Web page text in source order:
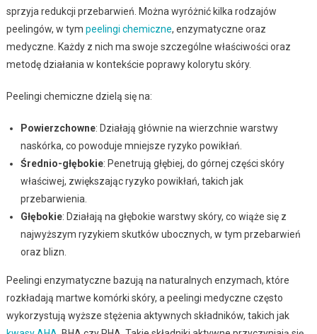
sprzyja redukcji przebarwień. Można wyróżnić kilka rodzajów
peelingów, w tym peelingi chemiczne, enzymatyczne oraz
medyczne. Każdy z nich ma swoje szczególne właściwości oraz
metodę działania w kontekście poprawy kolorytu skóry.
Peelingi chemiczne dzielą się na:
Powierzchowne: Działają głównie na wierzchnie warstwy
naskórka, co powoduje mniejsze ryzyko powikłań.
Średnio-głębokie: Penetrują głębiej, do górnej części skóry
właściwej, zwiększając ryzyko powikłań, takich jak
przebarwienia.
Głębokie: Działają na głębokie warstwy skóry, co wiąże się z
najwyższym ryzykiem skutków ubocznych, w tym przebarwień
oraz blizn.
Peelingi enzymatyczne bazują na naturalnych enzymach, które
rozkładają martwe komórki skóry, a peelingi medyczne często
wykorzystują wyższe stężenia aktywnych składników, takich jak